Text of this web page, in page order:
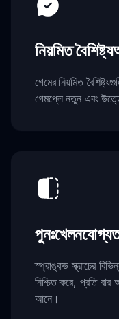
নিয়মিত
গেমের নিয়মিত
গেমপ্লে নতুন এবং
স্প্রাঙ্কড স্ক্রাচের
নিশ্চিত করে, প্রতি
আনে।